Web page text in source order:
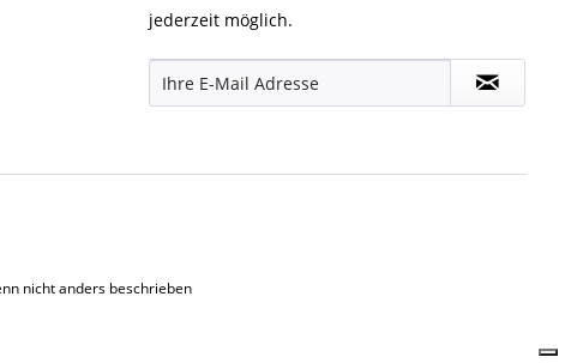
jederzeit möglich.
nicht anders beschrieben